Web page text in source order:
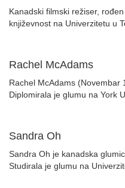
Kanadski filmski režiser,
književnost na Univerzitetu u
Rachel McAdams
Rachel McAdams (Novembar
Diplomirala je glumu na York
Sandra Oh
Sandra Oh je kanadska
Studirala je glumu na